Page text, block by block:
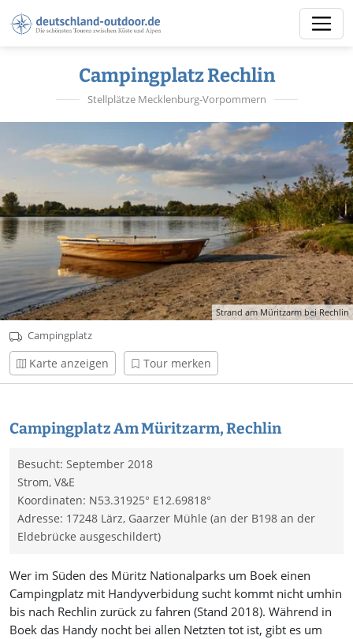
Campingplatz Rechlin
Stellplätze Mecklenburg-Vorpommern
Strand am Müritzarm bei Rechlin
Campingplatz
Karte anzeigen Tour merken
Campingplatz Am Müritzarm, Rechlin
Besucht: September 2018
Strom, V&E
Koordinaten: N53.31925° E12.69818°
Adresse: 17248 Lärz, Gaarzer Mühle (an der B198 an der
Eldebrücke ausgeschildert)
Wer im Süden des Müritz Nationalparks um Boek einen
Campingplatz mit Handyverbidung sucht kommt nicht umhin
bis nach Rechlin zurück zu fahren (Stand 2018). Während in
Boek das Handy nocht bei allen Netzten tot ist, gibt es um